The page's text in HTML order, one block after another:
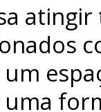
uma